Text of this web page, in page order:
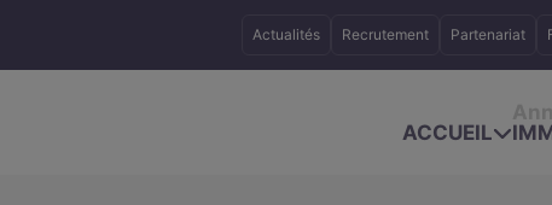
Actualités Recrutement Partenariat
ACCUEIL